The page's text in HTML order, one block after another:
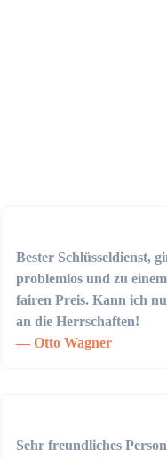
Bester Schlüsseldienst,
problemlos und zu
fairen Preis. Kann ich
an die Herrschaften!
Otto Wagner
Sehr freundliches